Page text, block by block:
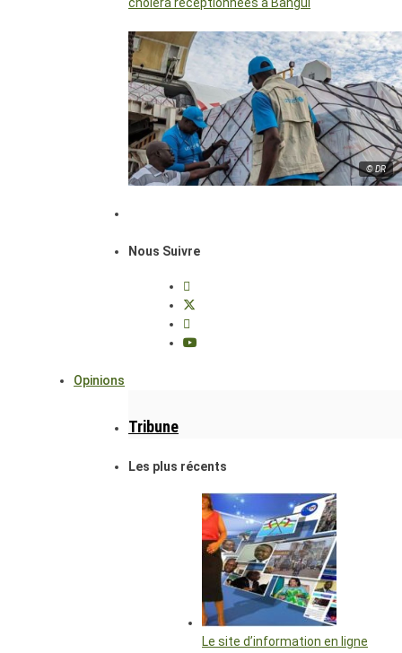
© DR
Nous Suivre
Opinions
Tribune
Les plus récents
Le site d’information en ligne